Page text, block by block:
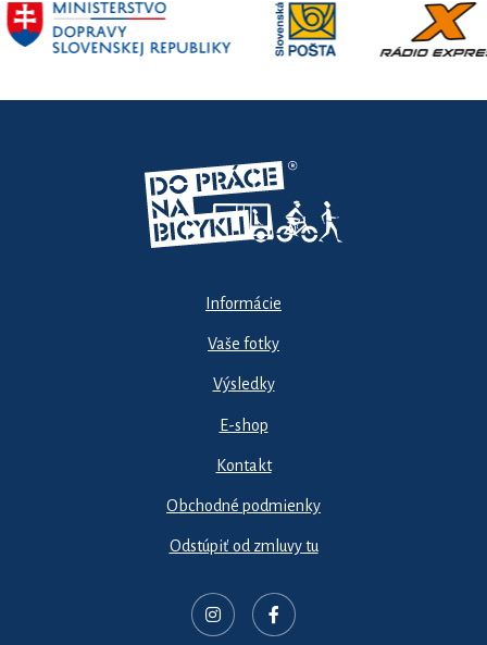
Informácie
Vaše fotky
Výsledky
E-shop
Kontakt
Obchodné podmienky
Odstúpiť od zmluvy tu